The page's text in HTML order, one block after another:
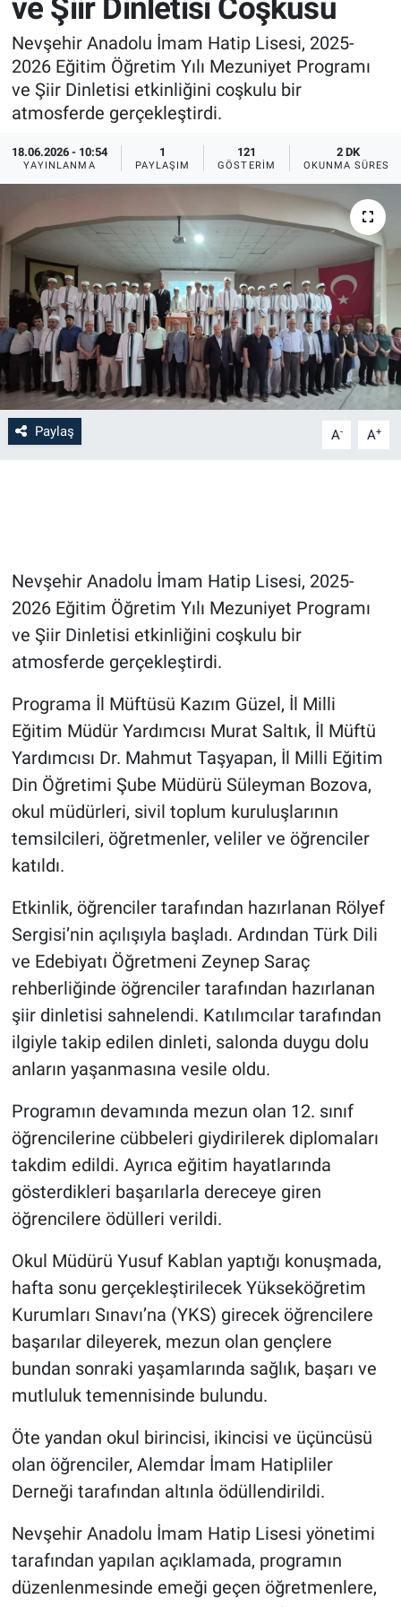
ve Şiir Dinletisi Coşkusu
Nevşehir Anadolu İmam Hatip Lisesi, 2025-
2026 Eğitim Öğretim Yılı Mezuniyet Programı
ve Şiir Dinletisi etkinliğini coşkulu bir
atmosferde gerçekleştirdi.
18.06.2026 - 10:54
YAYINLANMA
1
PAYLAŞIM
121
GÖSTERIM
2 DK
OKUNMA SÜRESI
Paylaş A- A+
Nevşehir Anadolu İmam Hatip Lisesi, 2025-
2026 Eğitim Öğretim Yılı Mezuniyet Programı
ve Şiir Dinletisi etkinliğini coşkulu bir
atmosferde gerçekleştirdi.
Programa İl Müftüsü Kazım Güzel, İl Milli
Eğitim Müdür Yardımcısı Murat Saltık, İl Müftü
Yardımcısı Dr. Mahmut Taşyapan, İl Milli Eğitim
Din Öğretimi Şube Müdürü Süleyman Bozova,
okul müdürleri, sivil toplum kuruluşlarının
temsilcileri, öğretmenler, veliler ve öğrenciler
katıldı.
Etkinlik, öğrenciler tarafından hazırlanan Rölyef
Sergisi’nin açılışıyla başladı. Ardından Türk Dili
ve Edebiyatı Öğretmeni Zeynep Saraç
rehberliğinde öğrenciler tarafından hazırlanan
şiir dinletisi sahnelendi. Katılımcılar tarafından
ilgiyle takip edilen dinleti, salonda duygu dolu
anların yaşanmasına vesile oldu.
Programın devamında mezun olan 12. sınıf
öğrencilerine cübbeleri giydirilerek diplomaları
takdim edildi. Ayrıca eğitim hayatlarında
gösterdikleri başarılarla dereceye giren
öğrencilere ödülleri verildi.
Okul Müdürü Yusuf Kablan yaptığı konuşmada,
hafta sonu gerçekleştirilecek Yükseköğretim
Kurumları Sınavı’na (YKS) girecek öğrencilere
başarılar dileyerek, mezun olan gençlere
bundan sonraki yaşamlarında sağlık, başarı ve
mutluluk temennisinde bulundu.
Öte yandan okul birincisi, ikincisi ve üçüncüsü
olan öğrenciler, Alemdar İmam Hatipliler
Derneği tarafından altınla ödüllendirildi.
Nevşehir Anadolu İmam Hatip Lisesi yönetimi
tarafından yapılan açıklamada, programın
düzenlenmesinde emeği geçen öğretmenlere,
Sağlık
Yerel
Genel
Asayiş
İlan - Duyuru- Mesaj
Türkiye Gündemi
Sizden Gelenler
Yaşam
Sağlık
Eğitim
Kültür
3.Sayfa
Medya
Bilim-Tek
Kayseri
Niğde
Aksaray
Yerel
Genel
Asayiş
Kültür - Sanat
Politika
Magazin
Çevre
Haberde İnsan
İlan - Duyuru- Mesaj
Türkiye Gündemi
Sizden Gelenler